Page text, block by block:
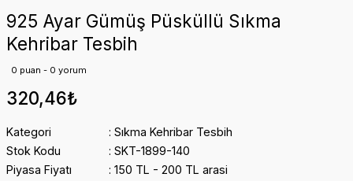
925 Ayar Gümüş Püsküllü Sıkma
Kehribar Tesbih
0 puan - 0 yorum
320,46₺
Kategori
Sıkma Kehribar Tesbih
Stok Kodu
SKT-1899-140
Piyasa Fiyatı
150 TL - 200 TL arasi